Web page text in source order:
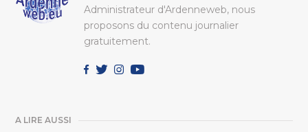
Administrateur d'Ardenneweb, nous
proposons du contenu journalier
gratuitement.
A LIRE AUSSI